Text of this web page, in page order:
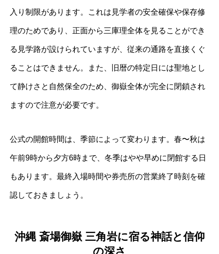
入り制限があります。これは見学者の安全確保や保存修
理のためであり、正面から三庫理全体を見ることができ
る見学路が設けられていますが、従来の通路を直接くぐ
ることはできません。また、旧暦の特定日には聖地とし
て静けさと自然保全のため、御嶽全体が完全に閉鎖され
ますので注意が必要です。
公式の開館時間は、季節によって変わります。春〜秋は
午前9時から夕方6時まで、冬季はやや早めに閉館する日
もあります。最終入場時間や券売所の営業終了時刻を確
認しておきましょう。
沖縄 斎場御嶽 三角岩に宿る神話と信仰
の深さ